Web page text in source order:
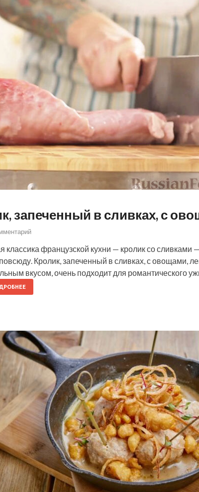
запеченный в сливках, с
классика французской кухни — кролик со сливками
Кролик, запеченный в сливках, с овощами,
вкусом, очень подходит для романтического